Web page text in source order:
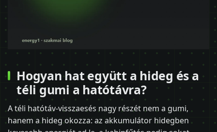
Hogyan hat együtt a hideg és a
téli gumi a hatótávra?
A téli hatótáv-visszaesés nagy részét nem a gumi,
hanem a hideg okozza: az akkumulátor hidegben